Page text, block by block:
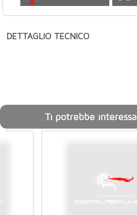
DETTAGLIO TECNICO
Ti potrebbe